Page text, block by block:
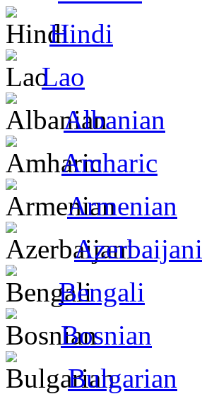
Hindi
Lao
Albanian
Amharic
Armenian
Azerbaijani
Bengali
Bosnian
Bulgarian